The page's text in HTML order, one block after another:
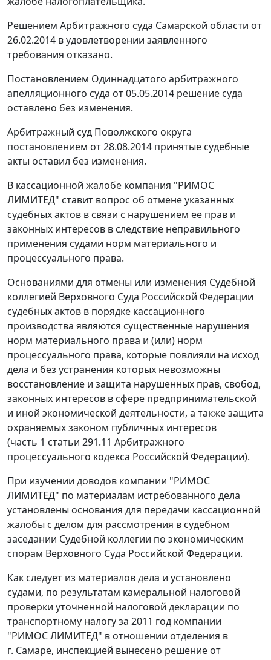
Решением Арбитражного суда Самарской области от
26.02.2014 в удовлетворении заявленного
требования отказано.
Постановлением Одиннадцатого арбитражного
апелляционного суда от 05.05.2014 решение суда
оставлено без изменения.
Арбитражный суд Поволжского округа
постановлением от 28.08.2014 принятые судебные
акты оставил без изменения.
В кассационной жалобе компания "РИМОС
ЛИМИТЕД" ставит вопрос об отмене указанных
судебных актов в связи с нарушением ее прав и
законных интересов в следствие неправильного
применения судами норм материального и
процессуального права.
Основаниями для отмены или изменения Судебной
коллегией Верховного Суда Российской Федерации
судебных актов в порядке кассационного
производства являются существенные нарушения
норм материального права и (или) норм
процессуального права, которые повлияли на исход
дела и без устранения которых невозможны
восстановление и защита нарушенных прав, свобод,
законных интересов в сфере предпринимательской
и иной экономической деятельности, а также защита
охраняемых законом публичных интересов
(часть 1 статьи 291.11 Арбитражного
процессуального кодекса Российской Федерации).
При изучении доводов компании "РИМОС
ЛИМИТЕД" по материалам истребованного дела
установлены основания для передачи кассационной
жалобы с делом для рассмотрения в судебном
заседании Судебной коллегии по экономическим
спорам Верховного Суда Российской Федерации.
Как следует из материалов дела и установлено
судами, по результатам камеральной налоговой
проверки уточненной налоговой декларации по
транспортному налогу за 2011 год компании
"РИМОС ЛИМИТЕД" в отношении отделения в
г. Самаре, инспекцией вынесено решение от